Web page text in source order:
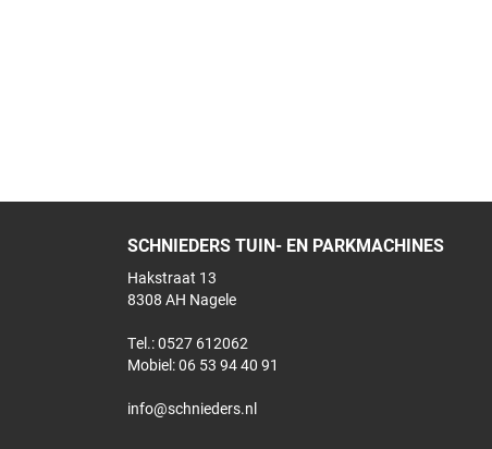
SCHNIEDERS TUIN- EN PARKMACHINES
Hakstraat 13
8308 AH Nagele
Tel.: 0527 612062
Mobiel:06 53 94 40 91
info@schnieders.nl